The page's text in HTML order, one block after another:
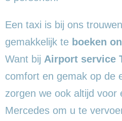
Een taxi is bij ons
gemakkelijk te boeken
Want bij Airport service
comfort en gemak op de
zorgen we ook altijd voor
Mercedes om u te